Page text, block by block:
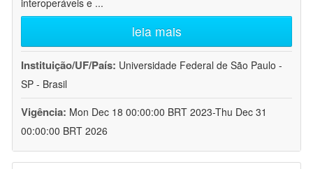
interoperáveis e ...
leia mais
Instituição/UF/País: Universidade Federal de São Paulo -
SP - Brasil
Vigência: Mon Dec 18 00:00:00 BRT 2023-Thu Dec 31
00:00:00 BRT 2026